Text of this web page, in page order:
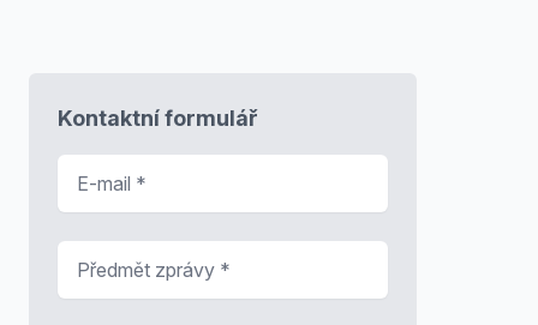
Kontaktní formulář